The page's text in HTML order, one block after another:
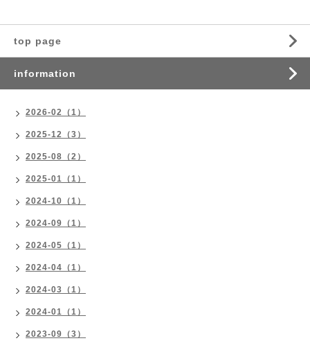
top page
information
2026-02（1）
2025-12（3）
2025-08（2）
2025-01（1）
2024-10（1）
2024-09（1）
2024-05（1）
2024-04（1）
2024-03（1）
2024-01（1）
2023-09（3）